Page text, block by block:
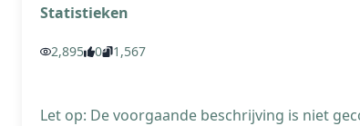
Statistieken
2,895 0 1,567
Let op: De voorgaande beschrijving is niet